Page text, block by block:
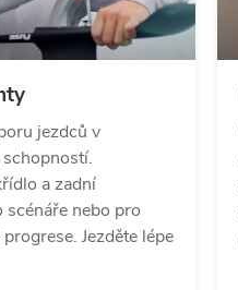
jezdců v
a zadní
nebo pro
Jezděte lépe